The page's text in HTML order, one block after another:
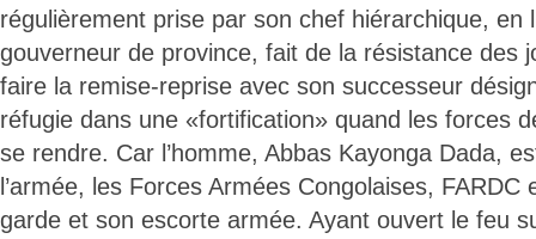
régulièrement prise par son chef hiérarchique, en
gouverneur de province, fait de la résistance des
faire la remise-reprise avec son successeur
réfugie dans une «fortification» quand les forces
se rendre. Car l’homme, Abbas Kayonga Dada,
l’armée, les Forces Armées Congolaises,
garde et son escorte armée. Ayant ouvert le feu